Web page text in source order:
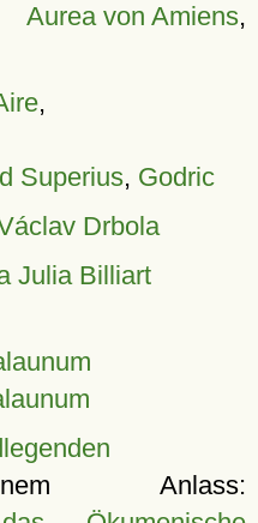
Aurea von Amiens,
,
Superius, Godric
Drbola
Julia Billiart
Anlass: